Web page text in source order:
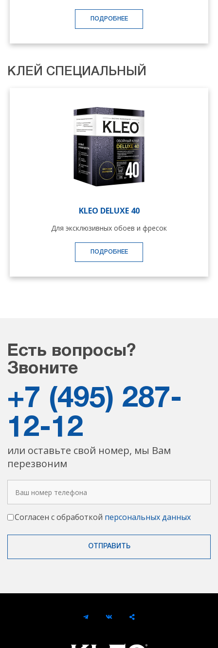
ПОДРОБНЕЕ
КЛЕЙ СПЕЦИАЛЬНЫЙ
KLEO DELUXE 40
Для эксклюзивных обоев и фресок
ПОДРОБНЕЕ
Есть вопросы?
Звоните
+7 (495) 287-
12-12
или оставьте свой номер, мы Вам
перезвоним
Согласен с обработкой персональных данных